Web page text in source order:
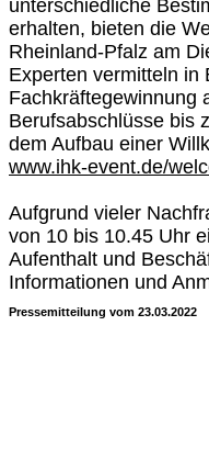
unterschiedliche
erhalten, bieten die
Rheinland-Pfalz am
Experten vermitteln in
Fachkräftegewinnung
Berufsabschlüsse bis
dem Aufbau einer
www.ihk-event.de/
Aufgrund vieler
von 10 bis 10.45 Uhr
Aufenthalt und
Informationen und
Pressemitteilung vom 23.03.2022